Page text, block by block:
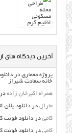
آخرین دیدگاه های
پروژه معماری در
خانه سعادت شیراز
همراه اکبرخان زاده در
مارال دردانلود
کامی دردانلود فونت
کامی دردانلود فونت